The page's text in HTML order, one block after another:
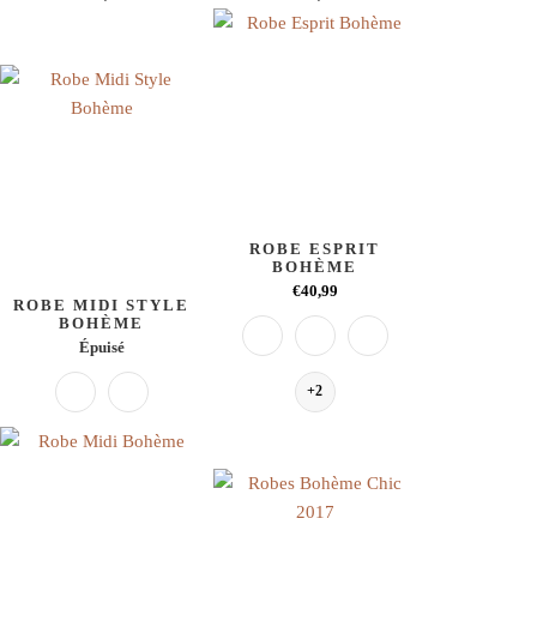
ROBE MIDI STYLE
BOHÈME
Épuisé
ROBE ESPRIT
BOHÈME
€40,99
+2